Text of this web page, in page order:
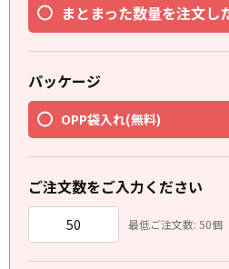
まとまった数量を注文し
パッケージ
OPP袋入れ(無料)
ご注文数をご入力ください
最低ご注文数: 50個